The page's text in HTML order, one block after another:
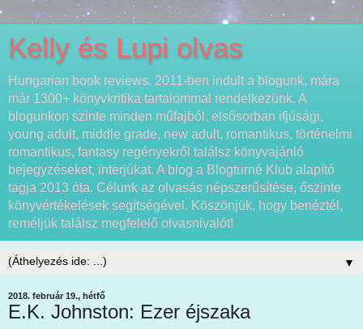
Kelly és Lupi olvas
Hungarian book reviews. 2011-ben indult a blogunk, mára
már 1300+ könyvkritika tartalommal rendelkezünk. A
blogunkon szinte minden műfajból, elsősorban ifjúsági,
young adult, middle grade, new adult, romantikus, történelmi
romantikus, fantasy regényekről találsz könyvajánló
bejegyzéseket, interjúkat. A blog a Blogturné Klub alapító
tagja 2013 óta. Célunk az olvasás népszerűsítése, őszinte
könyvértékelések segítségével. Köszönjük, hogy benéztél,
reméljük találsz megfelelő olvasnivalót!
▼
2018. február 19., hétfő
E.K. Johnston: Ezer éjszaka